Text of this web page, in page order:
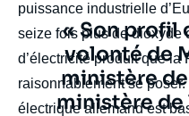
puissance industrielle
seize fois plus de dioxyde
d’électricité produit que la
raisonnablement se
électrique allemand est
Texte
citation
« Son profil
volonté de
ministère de
ministère de